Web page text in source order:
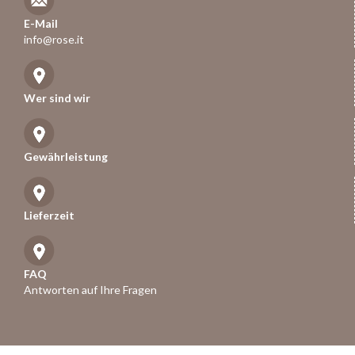
E-Mail
info@rose.it
Wer sind wir
Gewährleistung
Lieferzeit
FAQ
Antworten auf Ihre Fragen